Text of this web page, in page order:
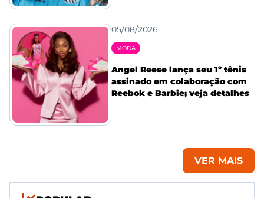
05/08/2026
MODA
Angel Reese lança seu 1º tênis
assinado em colaboração com
Reebok e Barbie; veja detalhes
VER MAIS